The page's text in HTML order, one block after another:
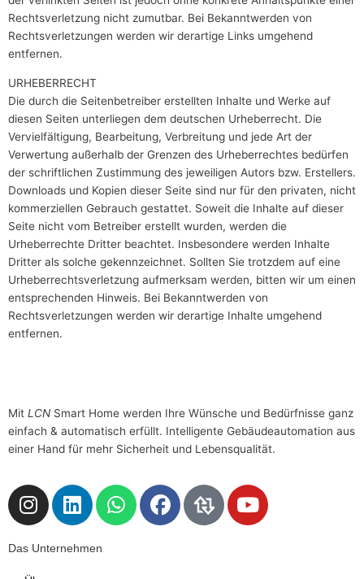
Rechtsverletzung nicht zumutbar. Bei Bekanntwerden von
Rechtsverletzungen werden wir derartige Links umgehend
entfernen.
URHEBERRECHT
Die durch die Seitenbetreiber erstellten Inhalte und Werke auf
diesen Seiten unterliegen dem deutschen Urheberrecht. Die
Vervielfältigung, Bearbeitung, Verbreitung und jede Art der
Verwertung außerhalb der Grenzen des Urheberrechtes bedürfen
der schriftlichen Zustimmung des jeweiligen Autors bzw. Erstellers.
Downloads und Kopien dieser Seite sind nur für den privaten, nicht
kommerziellen Gebrauch gestattet. Soweit die Inhalte auf dieser
Seite nicht vom Betreiber erstellt wurden, werden die
Urheberrechte Dritter beachtet. Insbesondere werden Inhalte
Dritter als solche gekennzeichnet. Sollten Sie trotzdem auf eine
Urheberrechtsverletzung aufmerksam werden, bitten wir um einen
entsprechenden Hinweis. Bei Bekanntwerden von
Rechtsverletzungen werden wir derartige Inhalte umgehend
entfernen.
Mit LCN Smart Home werden Ihre Wünsche und Bedürfnisse ganz
einfach & automatisch erfüllt. Intelligente Gebäudeautomation aus
einer Hand für mehr Sicherheit und Lebensqualität.
I
n
t
L
i
k
W
h
F
a
D
a
Y
o
Das Unternehmen